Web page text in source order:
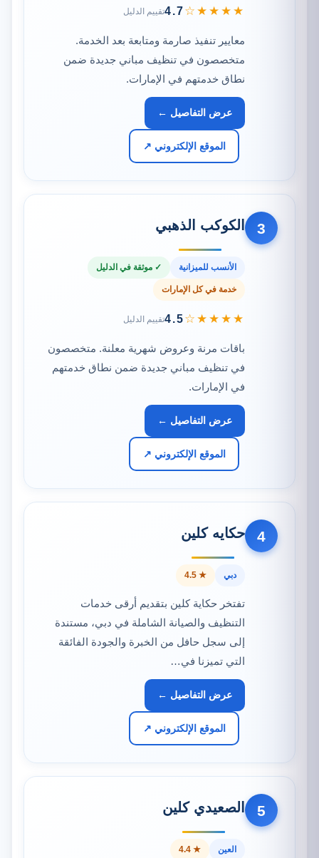
★★★★☆
4.7تقييم الدليل
معايير تنفيذ صارمة ومتابعة بعد الخدمة.
متخصصون في تنظيف مباني جديدة ضمن
نطاق خدمتهم في الإمارات.
عرض التفاصيل ←
الموقع الإلكتروني ↗
3 الكوكب الذهبي
الأنسب للميزانية ✓ موثقة في الدليل
خدمة في كل الإمارات
★★★★☆
4.5تقييم الدليل
باقات مرنة وعروض شهرية معلنة. متخصصون
في تنظيف مباني جديدة ضمن نطاق خدمتهم
في الإمارات.
عرض التفاصيل ←
الموقع الإلكتروني ↗
4 حكايه كلين
دبي ★ 4.5
تفتخر حكاية كلين بتقديم أرقى خدمات
التنظيف والصيانة الشاملة في دبي، مستندة
إلى سجل حافل من الخبرة والجودة الفائقة
التي تميزنا في…
عرض التفاصيل ←
الموقع الإلكتروني ↗
5 الصعيدي كلين
العين ★ 4.4